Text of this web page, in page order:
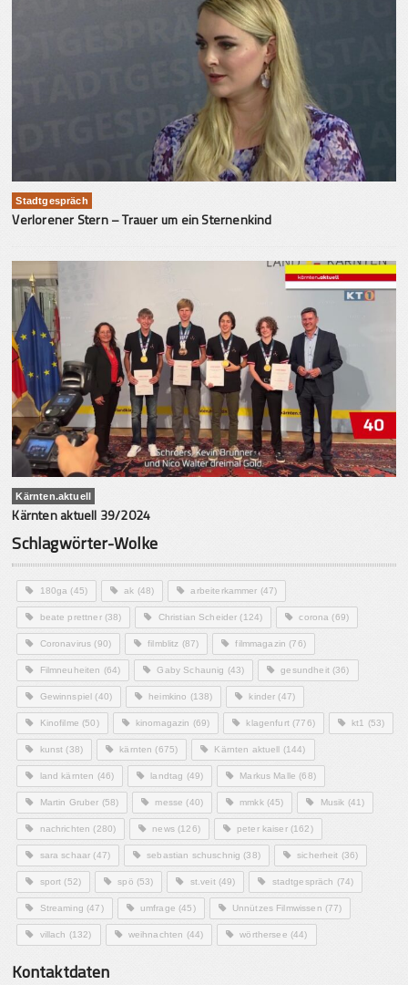
Stadtgespräch
Verlorener Stern – Trauer um ein Sternenkind
Kärnten.aktuell
Kärnten aktuell 39/2024
Schlagwörter-Wolke
180ga (45) ak (48) arbeiterkammer (47)
beate prettner(38) Christian Scheider (124) corona (69)
Coronavirus (90) filmblitz (87) filmmagazin (76)
Filmneuheiten (64) Gaby Schaunig (43) gesundheit(36)
Gewinnspiel (40) heimkino (138) kinder (47)
Kinofilme (50) kinomagazin (69) klagenfurt(776) kt1 (53)
kunst (38) kärnten (675) Kärnten aktuell (144)
land kärnten (46) landtag (49) Markus Malle (68)
Martin Gruber (58) messe (40) mmkk(45) Musik (41)
nachrichten (280) news(126) peter kaiser(162)
sara schaar (47) sebastian schuschnig (38) sicherheit (36)
sport (52) spö (53) st.veit(49) stadtgespräch (74)
Streaming (47) umfrage (45) Unnützes Filmwissen (77)
villach (132) weihnachten (44) wörthersee (44)
Kontaktdaten